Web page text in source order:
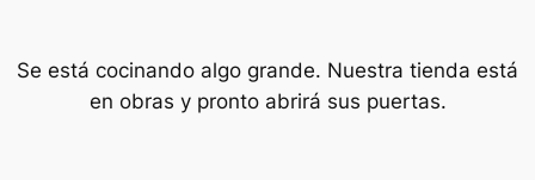
Se está cocinando algo grande. Nuestra tienda está
en obras y pronto abrirá sus puertas.